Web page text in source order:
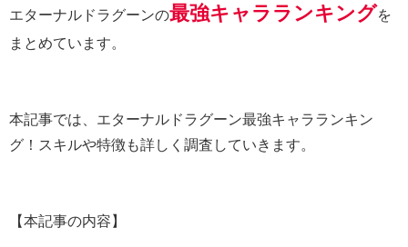
エターナルドラグーンの最強キャラランキングを
まとめています。
本記事では、エターナルドラグーン最強キャラランキン
グ！スキルや特徴も詳しく調査していきます。
【本記事の内容】